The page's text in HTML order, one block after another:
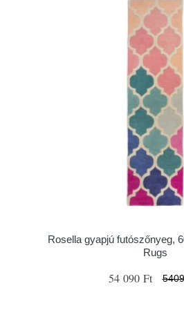
Rosella gyapjú futószőnyeg,
Rugs
54 090 Ft